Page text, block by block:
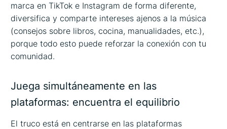
marca en TikTok e Instagram de forma diferente,
diversifica y comparte intereses ajenos a la música
(consejos sobre libros, cocina, manualidades, etc.),
porque todo esto puede reforzar la conexión con tu
comunidad.
Juega simultáneamente en las
plataformas: encuentra el equilibrio
El truco está en centrarse en las plataformas